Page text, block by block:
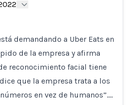
demandando a Uber Eats en
de la empresa y afirma
reconocimiento facial tiene
que la empresa trata a los
en vez de humanos”.…